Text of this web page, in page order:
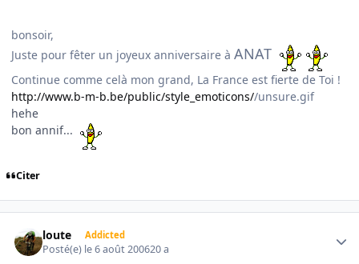
bonsoir,
Juste pour fêter un joyeux anniversaire à ANAT
Continue comme celà mon grand, La France est fierte de Toi !
http://www.b-m-b.be/public/style_emoticons//unsure.gif
hehe
bon annif...
Citer
loute Addicted
Posté(e) le 6 août 200620 a